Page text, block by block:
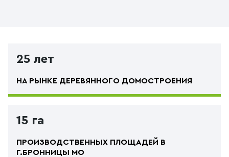
25 лет
НА РЫНКЕ ДЕРЕВЯННОГО ДОМОСТРОЕНИЯ
15 га
ПРОИЗВОДСТВЕННЫХ ПЛОЩАДЕЙ В
Г.БРОННИЦЫ МО